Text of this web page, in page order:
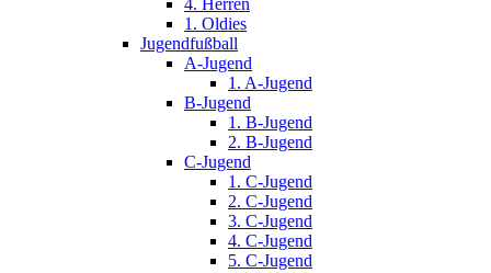
4. Herren
1. Oldies
Jugendfußball
A-Jugend
1. A-Jugend
B-Jugend
1. B-Jugend
2. B-Jugend
C-Jugend
1. C-Jugend
2. C-Jugend
3. C-Jugend
4. C-Jugend
5. C-Jugend